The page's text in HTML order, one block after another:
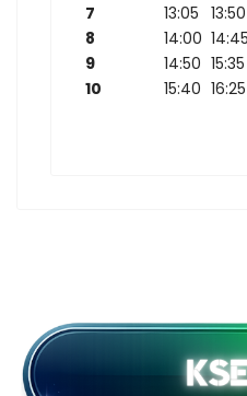
7
13:05 13:50
8
14:00 14:45
9
14:50 15:35
10
15:40 16:25